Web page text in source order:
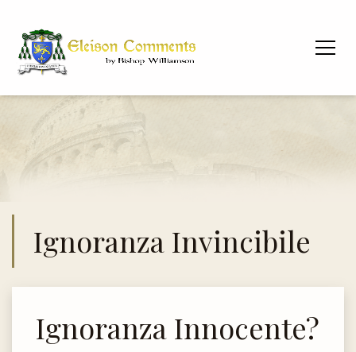
Ignoranza Invincibile
Ignoranza Innocente?